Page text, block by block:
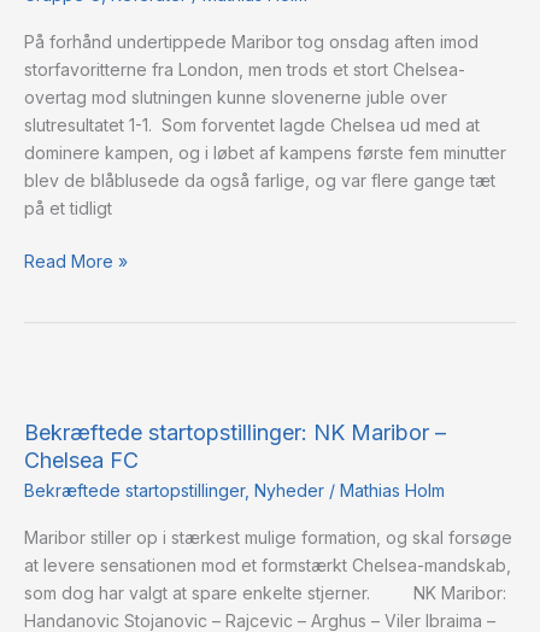
På forhånd undertippede Maribor tog onsdag aften imod
storfavoritterne fra London, men trods et stort Chelsea-
overtag mod slutningen kunne slovenerne juble over
slutresultatet 1-1. Som forventet lagde Chelsea ud med at
dominere kampen, og i løbet af kampens første fem minutter
blev de blåblusede da også farlige, og var flere gange tæt
på et tidligt
Read More »
Bekræftede startopstillinger: NK Maribor –
Chelsea FC
Bekræftede startopstillinger, Nyheder / Mathias Holm
Maribor stiller op i stærkest mulige formation, og skal forsøge
at levere sensationen mod et formstærkt Chelsea-mandskab,
som dog har valgt at spare enkelte stjerner. NK Maribor:
Handanovic Stojanovic – Rajcevic – Arghus – Viler Ibraima –
NK
Maribor
–
FC